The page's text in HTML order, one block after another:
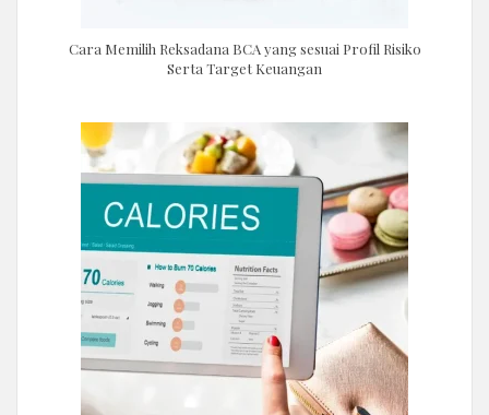
Cara Memilih Reksadana BCA yang sesuai Profil Risiko
Serta Target Keuangan